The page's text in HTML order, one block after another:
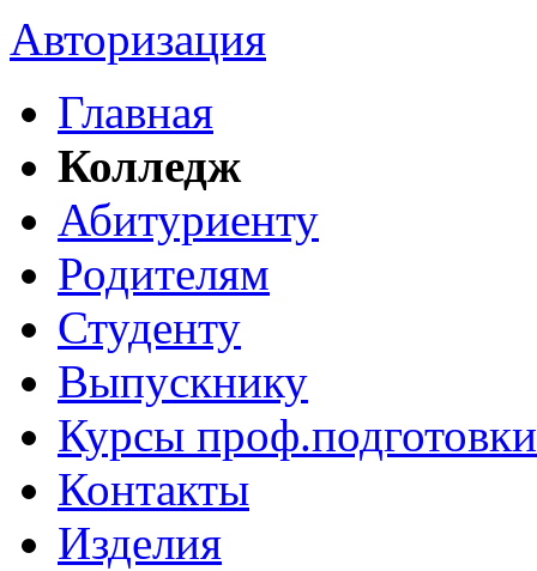
Авторизация
Главная
Колледж
Абитуриенту
Родителям
Студенту
Выпускнику
Курсы проф.подготовки
Контакты
Изделия